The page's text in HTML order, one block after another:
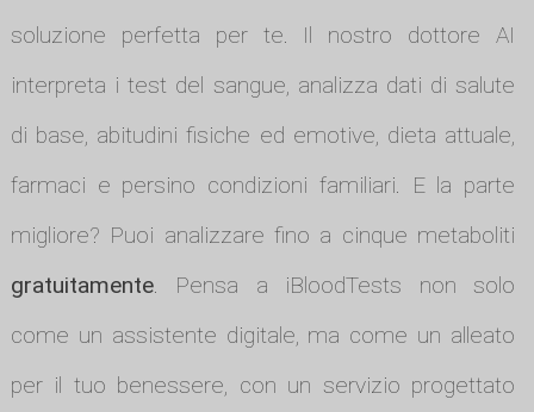
soluzione perfetta per te. Il nostro dottore AI
interpreta i test del sangue, analizza dati di salute
di base, abitudini fisiche ed emotive, dieta attuale,
farmaci e persino condizioni familiari. E la parte
migliore? Puoi analizzare fino a cinque metaboliti
gratuitamente. Pensa a iBloodTests non solo
come un assistente digitale, ma come un alleato
per il tuo benessere, con un servizio progettato